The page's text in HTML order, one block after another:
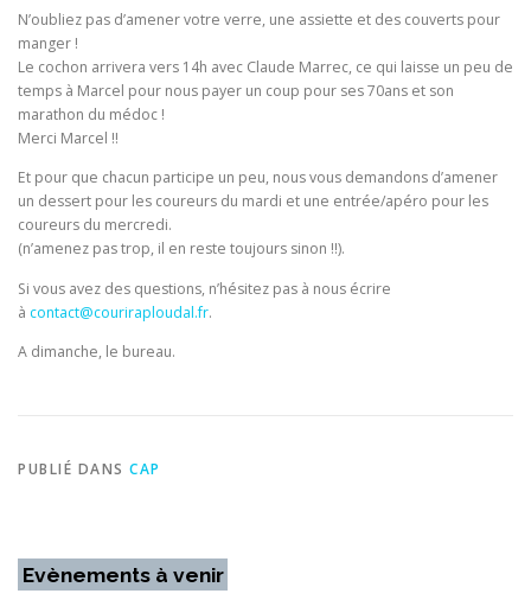
N’oubliez pas d’amener votre verre, une assiette et des couverts pour
manger !
Le cochon arrivera vers 14h avec Claude Marrec, ce qui laisse un peu de
temps à Marcel pour nous payer un coup pour ses 70ans et son
marathon du médoc !
Merci Marcel !!
Et pour que chacun participe un peu, nous vous demandons d’amener
un dessert pour les coureurs du mardi et une entrée/apéro pour les
coureurs du mercredi.
(n’amenez pas trop, il en reste toujours sinon !!).
Si vous avez des questions, n’hésitez pas à nous écrire
à contact@couriraploudal.fr.
A dimanche, le bureau.
PUBLIÉ DANS CAP
Evènements à venir